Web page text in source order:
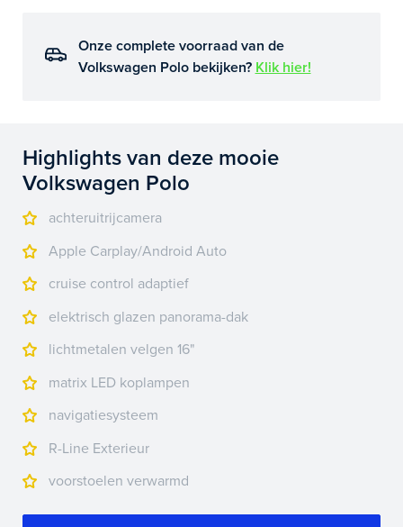
Onze complete voorraad van de
Volkswagen Polo bekijken? Klik hier!
Highlights van deze mooie
Volkswagen Polo
achteruitrijcamera
Apple Carplay/Android Auto
cruise control adaptief
elektrisch glazen panorama-dak
lichtmetalen velgen 16"
matrix LED koplampen
navigatiesysteem
R-Line Exterieur
voorstoelen verwarmd